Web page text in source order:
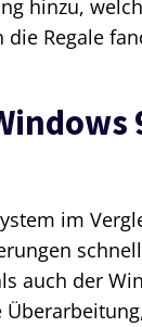
hinzu,
Regale
im
auch der